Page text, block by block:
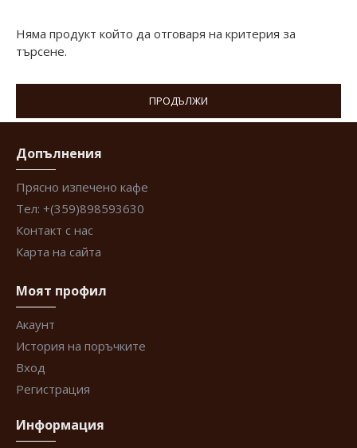
Няма продукт който да отговаря на критерия за
търсене.
ПРОДЪЛЖИ
Допълнения
Прясно изпечено кафе
Тел: +(359)898593630
Контакт с нас
Карта на сайта
Моят профил
Акаунт
История на поръчките
Вход
Регистрация
Информация